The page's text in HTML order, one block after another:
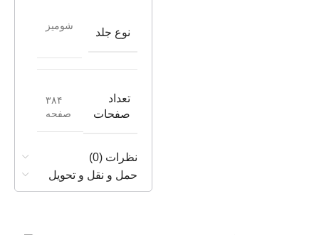
نوع جلد
شومیز
تعداد
صفحات
۳۸۴
صفحه
نظرات (0)
حمل و نقل و تحویل